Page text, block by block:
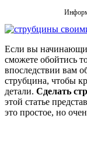
Если вы
сможете обойтись
впоследствии вам
струбцина, чтобы
детали. Сделать
этой статье
это простое, но